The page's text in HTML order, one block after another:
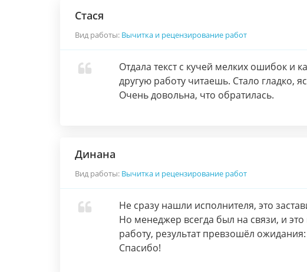
Стася
Вид работы: Вычитка и рецензирование работ
Отдала текст с кучей мелких ошибок
другую работу читаешь. Стало гладко,
Очень довольна, что обратилась.
Динана
Вид работы: Вычитка и рецензирование работ
Не сразу нашли исполнителя, это
Но менеджер всегда был на связи, и
работу, результат превзошёл
Спасибо!